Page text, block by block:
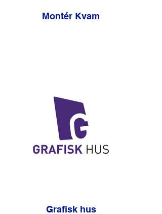
Montér Kvam
Grafisk hus